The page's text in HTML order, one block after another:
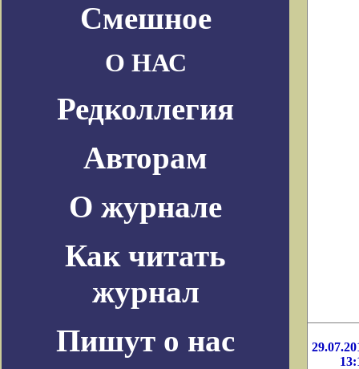
Смешное
О НАС
Редколлегия
Авторам
О журнале
Как читать
журнал
Пишут о нас